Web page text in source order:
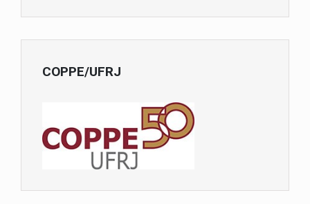
COPPE/UFRJ